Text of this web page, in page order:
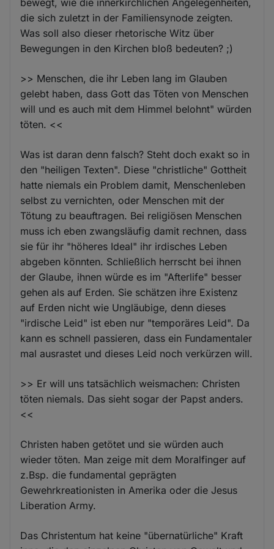
bewegt, wie die innerkirchlichen Angelegenheiten,
die sich zuletzt in der Familiensynode zeigten.
Was soll also dieser rhetorische Witz über
Bewegungen in den Kirchen bloß bedeuten? ;)
>> Menschen, die ihr Leben lang im Glauben
gelebt haben, dass Gott das Töten von Menschen
will und es auch mit dem Himmel belohnt" würden
töten. <<
Was ist daran denn falsch? Steht doch exakt so in
den "heiligen Texten". Diese "christliche" Gottheit
hatte niemals ein Problem damit, Menschenleben
selbst zu vernichten, oder Menschen mit der
Tötung zu beauftragen. Bei religiösen Menschen
muss ich eben zwangsläufig damit rechnen, dass
sie für ihr "höheres Ideal" ihr irdisches Leben
abgeben könnten. Schließlich herrscht bei ihnen
der Glaube, ihnen würde es im "Afterlife" besser
gehen als auf Erden. Sie schätzen ihre Existenz
auf Erden nicht wie Ungläubige, denn dieses
"irdische Leid" ist eben nur "temporäres Leid". Da
kann es schnell passieren, dass ein Fundamentaler
mal ausrastet und dieses Leid noch verkürzen will.
>> Er will uns tatsächlich weismachen: Christen
töten niemals. Das sieht sogar der Papst anders.
<<
Christen haben getötet und sie würden auch
wieder töten. Man zeige mit dem Moralfinger auf
z.Bsp. die fundamental geprägten
Gewehrkreationisten in Amerika oder die Jesus
Liberation Army.
Das Christentum hat keine "übernatürliche" Kraft